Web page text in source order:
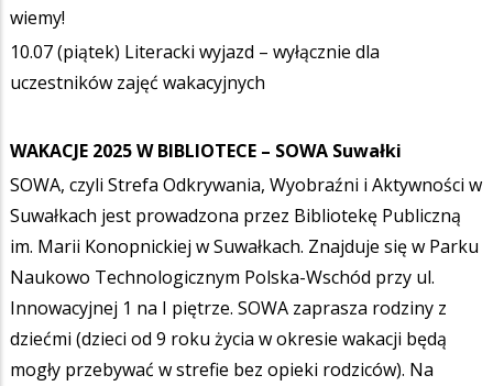
wiemy!
10.07 (piątek) Literacki wyjazd – wyłącznie dla
uczestników zajęć wakacyjnych
WAKACJE 2025 W BIBLIOTECE – SOWA Suwałki
SOWA, czyli Strefa Odkrywania, Wyobraźni i Aktywności w
Suwałkach jest prowadzona przez Bibliotekę Publiczną
im. Marii Konopnickiej w Suwałkach. Znajduje się w Parku
Naukowo Technologicznym Polska-Wschód przy ul.
Innowacyjnej 1 na I piętrze. SOWA zaprasza rodziny z
dziećmi (dzieci od 9 roku życia w okresie wakacji będą
mogły przebywać w strefie bez opieki rodziców). Na